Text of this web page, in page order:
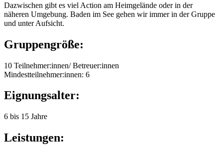
Dazwischen gibt es viel Action am Heimgelände oder in der
näheren Umgebung. Baden im See gehen wir immer in der Gruppe
und unter Aufsicht.
Gruppengröße:
10 Teilnehmer:innen/ Betreuer:innen
Mindestteilnehmer:innen: 6
Eignungsalter:
6 bis 15 Jahre
Leistungen: